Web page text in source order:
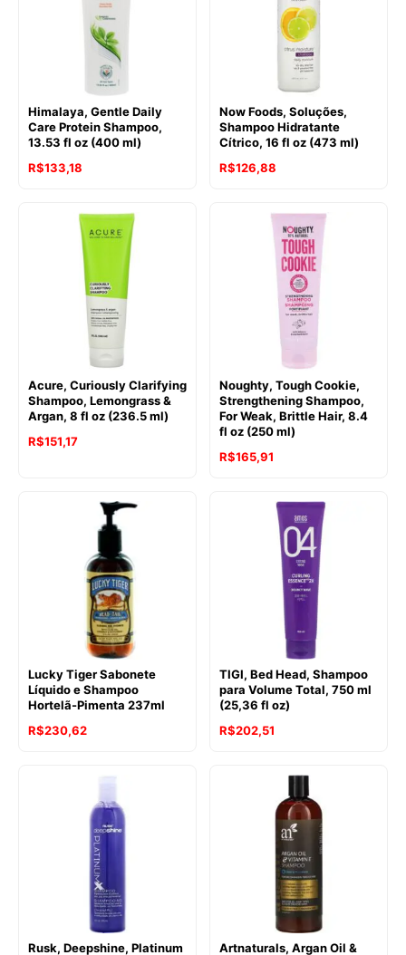
Himalaya, Gentle Daily
Care Protein Shampoo,
13.53 fl oz (400 ml)
R$133,18
Now Foods, Soluções,
Shampoo Hidratante
Cítrico, 16 fl oz (473 ml)
R$126,88
Acure, Curiously Clarifying
Shampoo, Lemongrass &
Argan, 8 fl oz (236.5 ml)
R$151,17
Noughty, Tough Cookie,
Strengthening Shampoo,
For Weak, Brittle Hair, 8.4
fl oz (250 ml)
R$165,91
Lucky Tiger Sabonete
Líquido e Shampoo
Hortelã-Pimenta 237ml
R$230,62
TIGI, Bed Head, Shampoo
para Volume Total, 750 ml
(25,36 fl oz)
R$202,51
Rusk, Deepshine, Platinum Artnaturals, Argan Oil &